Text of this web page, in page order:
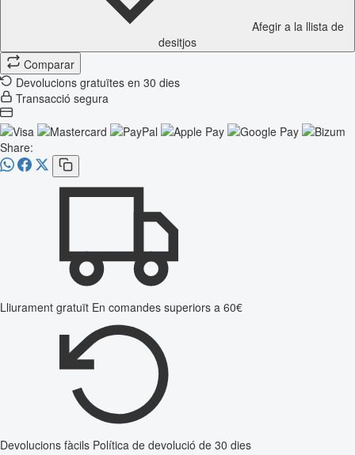
Afegir a la llista de
desitjos
Comparar
Devolucions gratuïtes en 30 dies
Transacció segura
Share:
Lliurament gratuït En comandes superiors a 60€
Devolucions fàcils Política de devolució de 30 dies